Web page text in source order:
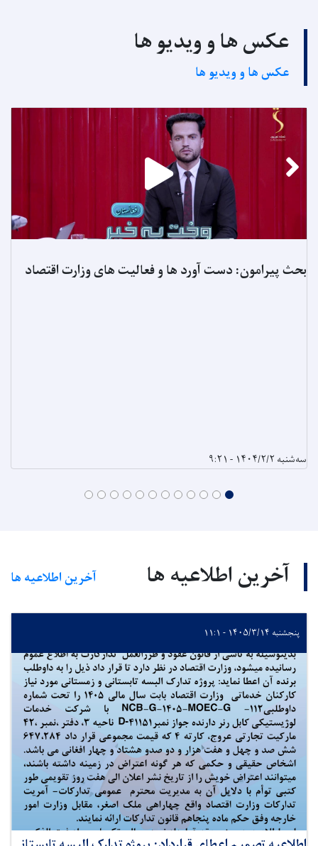
عکس ها و ویدیو ها
عکس ها و ویدیو ها
بحث پیرامون: دست آورد ها و فعالیت های وزارت اقتصاد
سه‌شنبه ۱۴۰۴/۲/۲ - ۹:۲۱
آخرین اطلاعیه ها آخرین اطلاعیه ها
پنجشنبه ۱۴۰۵/۳/۱۴ - ۱۱:۱